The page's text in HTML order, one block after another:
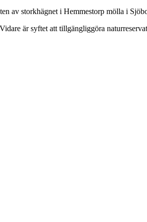
av storkhägnet i Hemmestorp mölla i
är syftet att tillgängliggöra